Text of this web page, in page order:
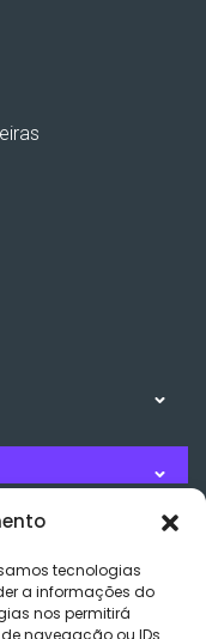
tecnologias
a informações do
nos permitirá
navegação ou IDs